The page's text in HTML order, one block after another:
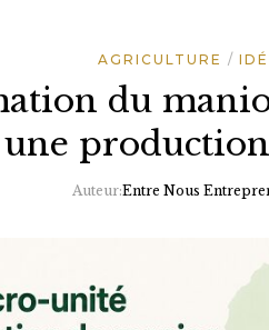
AGRICULTURE
du
Auteur:Entre Nous